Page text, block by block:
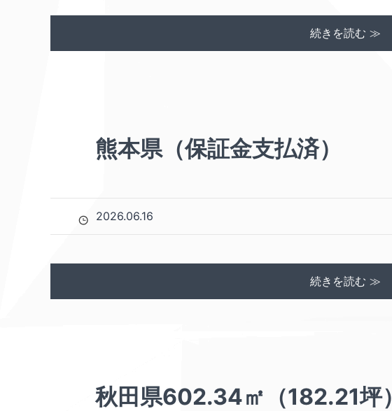
続きを読む ≫
熊本県（保証金支払済）
2026.06.16
続きを読む ≫
秋田県602.34㎡（182.21坪）